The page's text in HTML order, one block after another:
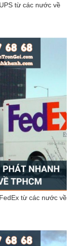
từ các nước về
từ các nước về